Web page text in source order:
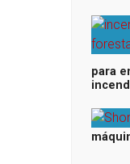
para